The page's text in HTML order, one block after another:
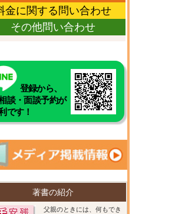
金に関する問い合わせ
その他問い合わせ
登録から、
談・面談予約が
です！
著書の紹介
父親のときには、何もでき